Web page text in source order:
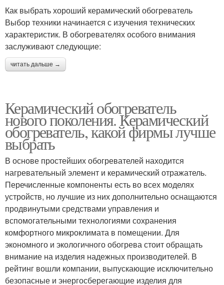
Как выбрать хороший керамический обогреватель
Выбор техники начинается с изучения технических
характеристик. В обогревателях особого внимания
заслуживают следующие:
читать дальше →
Керамический обогреватель
нового поколения. Керамический
обогреватель, какой фирмы лучше
выбрать
В основе простейших обогревателей находится
нагревательный элемент и керамический отражатель.
Перечисленные компоненты есть во всех моделях
устройств, но лучшие из них дополнительно оснащаются
продвинутыми средствами управления и
вспомогательными технологиями сохранения
комфортного микроклимата в помещении. Для
экономного и экологичного обогрева стоит обращать
внимание на изделия надежных производителей. В
рейтинг вошли компании, выпускающие исключительно
безопасные и энергосберегающие изделия для